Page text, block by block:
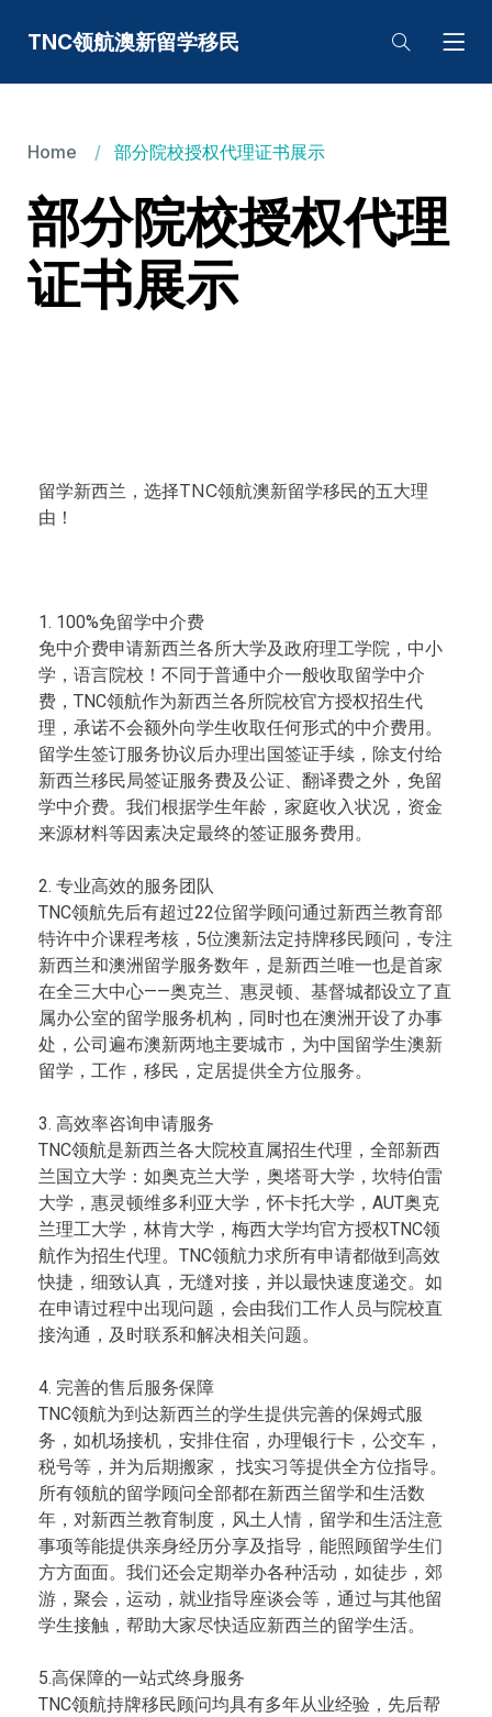
TNC领航澳新留学移民
Home 部分院校授权代理证书展示
部分院校授权代理
证书展示
留学新西兰，选择TNC领航澳新留学移民的五大理
由！
​1. 100%免留学中介费
免中介费申请新西兰各所大学及政府理工学院，中小
学，语言院校！不同于普通中介一般收取留学中介
费，TNC领航作为新西兰各所院校官方授权招生代
理，承诺不会额外向学生收取任何形式的中介费用。
留学生签订服务协议后办理出国签证手续，除支付给
新西兰移民局签证服务费及公证、翻译费之外，免留
学中介费。我们根据学生年龄，家庭收入状况，资金
来源材料等因素决定最终的签证服务费用。
2. 专业高效的服务团队
TNC领航先后有超过22位留学顾问通过新西兰教育部
特许中介课程考核，5位澳新法定持牌移民顾问，专注
新西兰和澳洲留学服务数年，是新西兰唯一也是首家
在全三大中心——奥克兰、惠灵顿、基督城都设立了直
属办公室的留学服务机构，同时也在澳洲开设了办事
处，公司遍布澳新两地主要城市，为中国留学生澳新
留学，工作，移民，定居提供全方位服务。
3. 高效率咨询申请服务
TNC领航是新西兰各大院校直属招生代理，全部新西
兰国立大学：如奥克兰大学，奥塔哥大学，坎特伯雷
大学，惠灵顿维多利亚大学，怀卡托大学，AUT奥克
兰理工大学，林肯大学，梅西大学均官方授权TNC领
航作为招生代理。TNC领航力求所有申请都做到高效
快捷，细致认真，无缝对接，并以最快速度递交。如
在申请过程中出现问题，会由我们工作人员与院校直
接沟通，及时联系和解决相关问题。
4. 完善的售后服务保障
TNC领航为到达新西兰的学生提供完善的保姆式服
务，如机场接机，安排住宿，办理银行卡，公交车，
税号等，并为后期搬家， 找实习等提供全方位指导。
所有领航的留学顾问全部都在新西兰留学和生活数
年，对新西兰教育制度，风土人情，留学和生活注意
事项等能提供亲身经历分享及指导，能照顾留学生们
方方面面。我们还会定期举办各种活动，如徒步，郊
游，聚会，运动，就业指导座谈会等，通过与其他留
学生接触，帮助大家尽快适应新西兰的留学生活。
5.高保障的一站式终身服务
TNC领航持牌移民顾问均具有多年从业经验，先后帮